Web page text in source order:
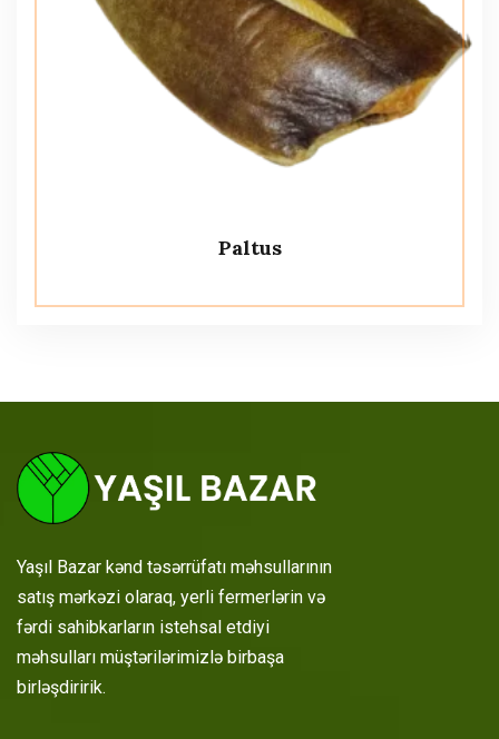
Paltus
Yaşıl Bazar kənd təsərrüfatı məhsullarının
satış mərkəzi olaraq, yerli fermerlərin və
fərdi sahibkarların istehsal etdiyi
məhsulları müştərilərimizlə birbaşa
birləşdiririk.